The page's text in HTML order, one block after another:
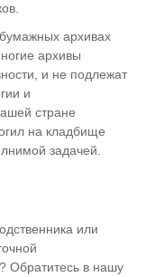
архивах
архивы
и не подлежат
и
стране
на кладбище
задачей.
или
Обратитесь в нашу